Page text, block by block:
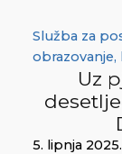
Služba za
Uz
5. lipnja 2025.